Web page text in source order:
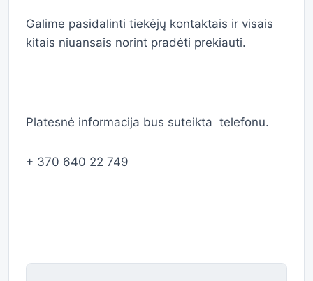
Galime pasidalinti tiekėjų kontaktais ir visais
kitais niuansais norint pradėti prekiauti.
Platesnė informacija bus suteikta telefonu.
+ 370 640 22 749